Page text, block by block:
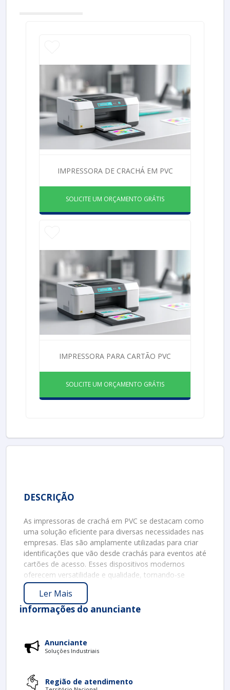
IMPRESSORA DE CRACHÁ EM PVC
SOLICITE UM ORÇAMENTO GRÁTIS
IMPRESSORA PARA CARTÃO PVC
SOLICITE UM ORÇAMENTO GRÁTIS
DESCRIÇÃO
As impressoras de crachá em PVC se destacam como
uma solução eficiente para diversas necessidades nas
empresas. Elas são amplamente utilizadas para criar
identificações que vão desde crachás para eventos até
cartões de acesso. Esses dispositivos modernos
oferecem versatilidade e qualidade, tornando-se
indispensáveis em diferentes setores.
BENEFÍCIOS DA IMPRESSORA DE CRACHÁ
EM PVC
crachá em PVC, destacam-se:
Qualidade de Impressão:
Ler Mais
informações do anunciante
Anunciante
Soluções Industriais
Região de atendimento